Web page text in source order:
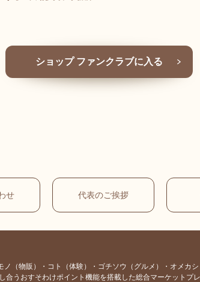
ショップ ファンクラブに入る
せ 代表のご挨拶
ノ（物販）・コト（体験）・ゴチソウ（グルメ）・オメカ
合うおすそわけポイント機能を搭載した総合マーケットプレ